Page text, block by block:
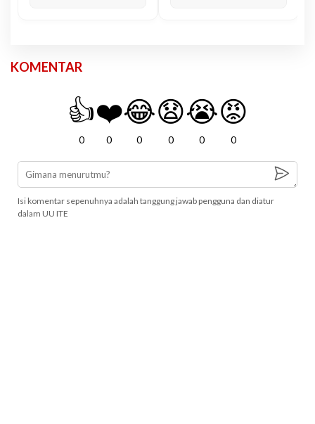
KOMENTAR
👍
0
❤️
0
😂
0
😧
0
😭
0
😡
0
Isi komentar sepenuhnya adalah tanggung jawab pengguna dan diatur
dalam UU ITE